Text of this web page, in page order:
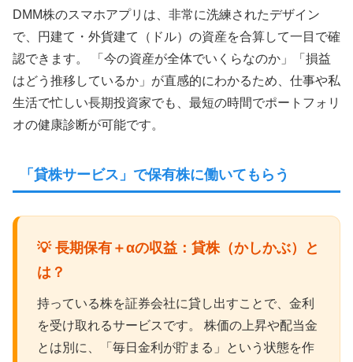
DMM株のスマホアプリは、非常に洗練されたデザイン
で、円建て・外貨建て（ドル）の資産を合算して一目で確
認できます。 「今の資産が全体でいくらなのか」「損益
はどう推移しているか」が直感的にわかるため、仕事や私
生活で忙しい長期投資家でも、最短の時間でポートフォリ
オの健康診断が可能です。
「貸株サービス」で保有株に働いてもらう
💡 長期保有＋αの収益：貸株（かしかぶ）と
は？
持っている株を証券会社に貸し出すことで、金利
を受け取れるサービスです。 株価の上昇や配当金
とは別に、「毎日金利が貯まる」という状態を作